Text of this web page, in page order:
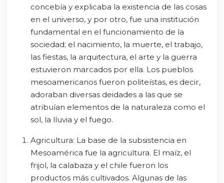
concebía y explicaba la existencia de las cosas
en el universo, y por otro, fue una institución
fundamental en el funcionamiento de la
sociedad; el nacimiento, la muerte, el trabajo,
las fiestas, la arquitectura, el arte y la guerra
estuvieron marcados por ella. Los pueblos
mesoamericanos fueron politeístas, es decir,
adoraban diversas deidades a las que se
atribuían elementos de la naturaleza como el
sol, la lluvia y el fuego.
Agricultura: La base de la subsistencia en
Mesoamérica fue la agricultura. El maíz, el
frijol, la calabaza y el chile fueron los
productos más cultivados. Algunas de las